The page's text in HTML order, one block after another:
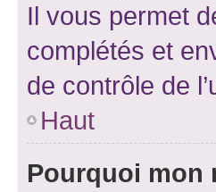
Il vous permet
complétés et
de contrôle de
Haut
Pourquoi mon